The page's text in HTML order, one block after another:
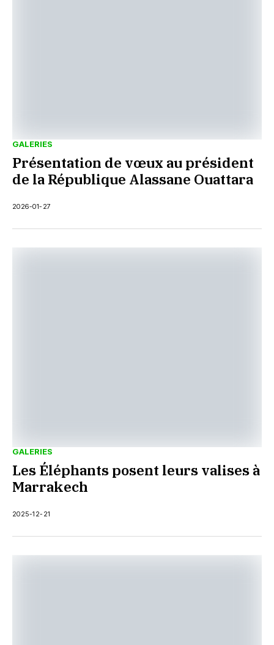
GALERIES
Présentation de vœux au président
de la République Alassane Ouattara
2026-01-27
GALERIES
Les Éléphants posent leurs valises à
Marrakech
2025-12-21